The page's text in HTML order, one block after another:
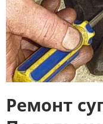
Ремонт